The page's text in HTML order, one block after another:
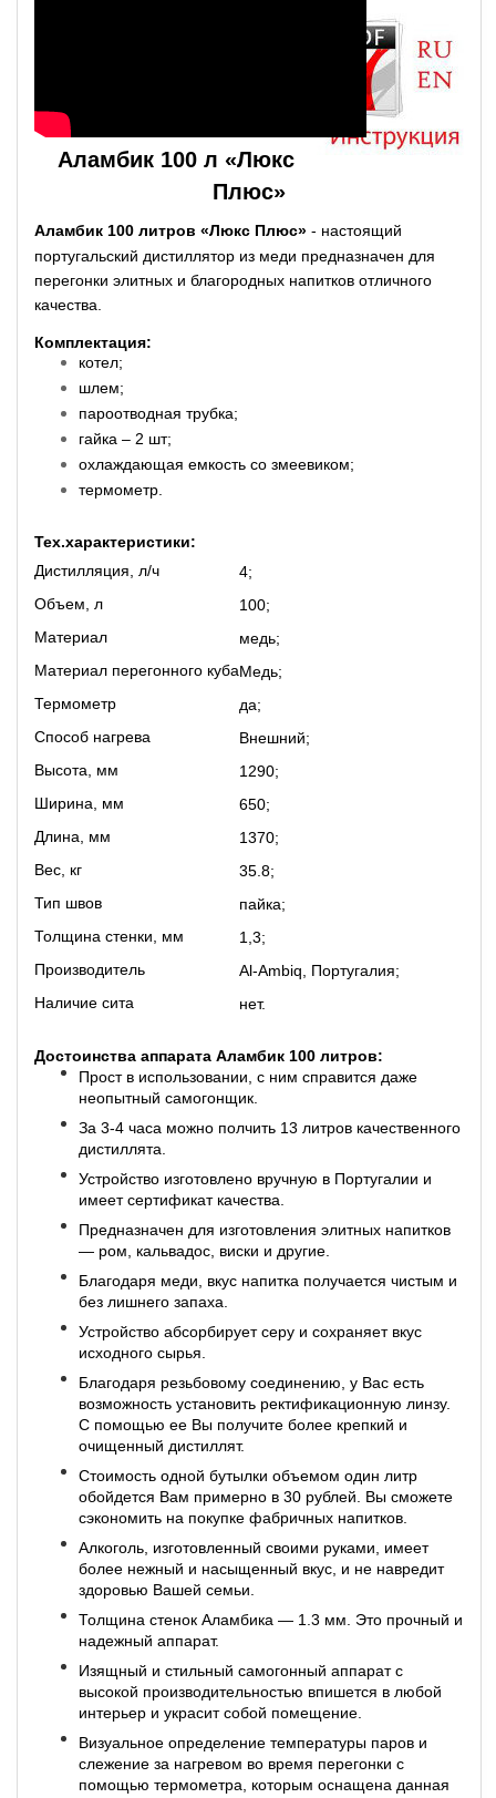
Аламбик 100 л «Люкс
Плюс»
Аламбик 100 литров «Люкс Плюс» - настоящий
португальский дистиллятор из меди предназначен для
перегонки элитных и благородных напитков отличного
качества.
Комплектация:
котел;
шлем;
пароотводная трубка;
гайка – 2 шт;
охлаждающая емкость со змеевиком;
термометр.
Тех.характеристики:
Дистилляция, л/ч
4;
Объем, л
100;
Материал
медь;
Материал перегонного кубаМедь;
Термометр
да;
Способ нагрева
Внешний;
Высота, мм
1290;
Ширина, мм
650;
Длина, мм
1370;
Вес, кг
35.8;
Тип швов
пайка;
Толщина стенки, мм
1,3;
Производитель
Al-Ambiq, Португалия;
Наличие сита
нет.
Достоинства аппарата Аламбик 100 литров:
Прост в использовании, с ним справится даже
неопытный самогонщик.
За 3-4 часа можно полчить 13 литров качественного
дистиллята.
Устройство изготовлено вручную в Португалии и
имеет сертификат качества.
Предназначен для изготовления элитных напитков
— ром, кальвадос, виски и другие.
Благодаря меди, вкус напитка получается чистым и
без лишнего запаха.
Устройство абсорбирует серу и сохраняет вкус
исходного сырья.
Благодаря резьбовому соединению, у Вас есть
возможность установить ректификационную линзу.
С помощью ее Вы получите более крепкий и
очищенный дистиллят.
Стоимость одной бутылки объемом один литр
обойдется Вам примерно в 30 рублей. Вы сможете
сэкономить на покупке фабричных напитков.
Алкоголь, изготовленный своими руками, имеет
более нежный и насыщенный вкус, и не навредит
здоровью Вашей семьи.
Толщина стенок Аламбика — 1.3 мм. Это прочный и
надежный аппарат.
Изящный и стильный самогонный аппарат с
высокой производительностью впишется в любой
интерьер и украсит собой помещение.
Визуальное определение температуры паров и
слежение за нагревом во время перегонки с
помощью термометра, которым оснащена данная